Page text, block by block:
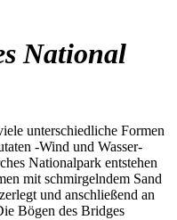
National
unterschiedliche Formen
-Wind und Wasser-
Nationalpark entstehen
mit schmirgelndem Sand
und anschließend an
Bögen des Bridges